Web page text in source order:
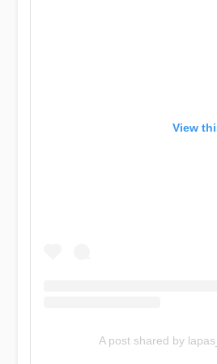
View
A post shared by